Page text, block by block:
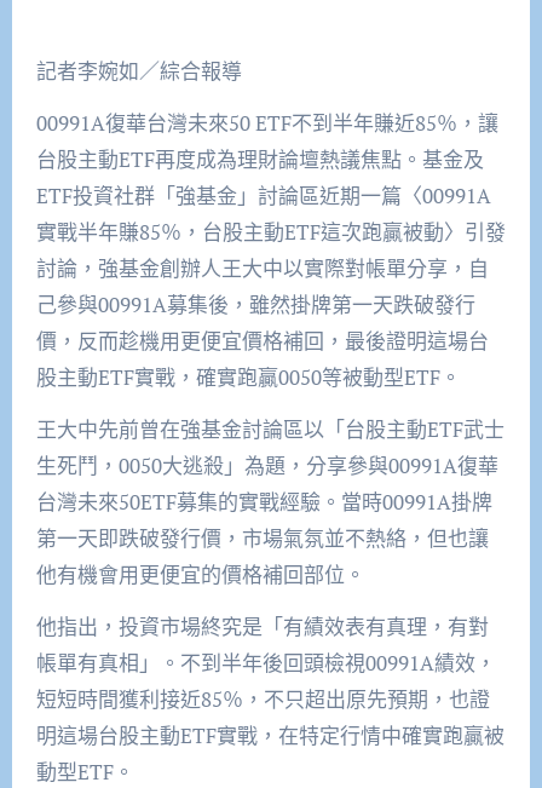
記者李婉如／綜合報導
00991A復華台灣未來50 ETF不到半年賺近85％，讓
台股主動ETF再度成為理財論壇熱議焦點。基金及
ETF投資社群「強基金」討論區近期一篇〈00991A
實戰半年賺85％，台股主動ETF這次跑贏被動〉引發
討論，強基金創辦人王大中以實際對帳單分享，自
己參與00991A募集後，雖然掛牌第一天跌破發行
價，反而趁機用更便宜價格補回，最後證明這場台
股主動ETF實戰，確實跑贏0050等被動型ETF。
王大中先前曾在強基金討論區以「台股主動ETF武士
生死鬥，0050大逃殺」為題，分享參與00991A復華
台灣未來50ETF募集的實戰經驗。當時00991A掛牌
第一天即跌破發行價，市場氣氛並不熱絡，但也讓
他有機會用更便宜的價格補回部位。
他指出，投資市場終究是「有績效表有真理，有對
帳單有真相」。不到半年後回頭檢視00991A績效，
短短時間獲利接近85％，不只超出原先預期，也證
明這場台股主動ETF實戰，在特定行情中確實跑贏被
動型ETF。